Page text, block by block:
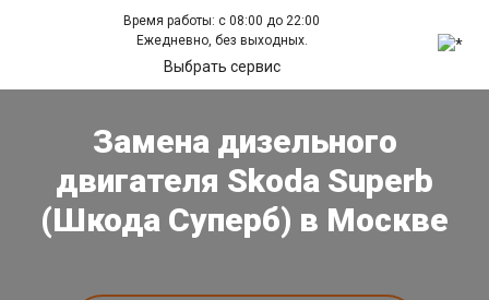
Время работы: с 08:00 до 22:00
Ежедневно, без выходных.
Выбрать сервис
Замена дизельного
двигателя Skoda Superb
(Шкода Суперб) в Москве